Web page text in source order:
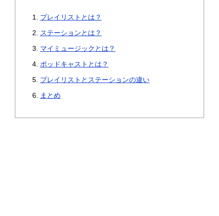
プレイリストとは？
ステーションとは？
マイミュージックとは？
ポッドキャストとは？
プレイリストとステーションの違い
まとめ